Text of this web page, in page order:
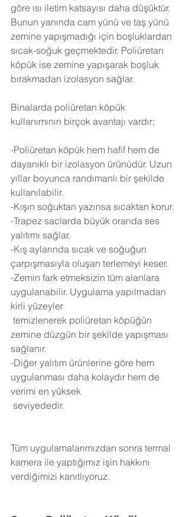
göre ısı iletim katsayısı daha düşüktür.
Bunun yanında cam yünü ve taş yünü
zemine yapışmadığı için boşluklardan
sıcak-soğuk geçmektedir. Poliüretan
köpük ise zemine yapışarak boşluk
bırakmadan izolasyon sağlar.
Binalarda poliüretan köpük
kullanımının birçok avantajı vardır;
-Poliüretan köpük hem hafif hem de
dayanıklı bir izolasyon ürünüdür. Uzun
yıllar boyunca randımanlı bir şekilde
kullanılabilir.
-Kışın soğuktan yazınsa sıcaktan korur.
-Trapez saclarda büyük oranda ses
yalıtımı sağlar.
-Kış aylarında sıcak ve soğuğun
çarpışmasıyla oluşan terlemeyi keser.
-Zemin fark etmeksizin tüm alanlara
uygulanabilir. Uygulama yapılmadan
kirli yüzeyler
zemine düzgün bir şekilde yapışması
sağlanır.
-Diğer yalıtım ürünlerine göre hem
uygulanması daha kolaydır hem de
verimi en yüksek
seviyededir.
Tüm uygulamalarımızdan sonra termal
kamera ile yaptığımız işin hakkını
verdiğimizi kanıtlıyoruz.